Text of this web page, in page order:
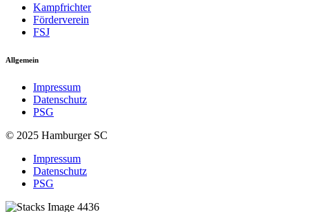
Kampfrichter
Förderverein
FSJ
Allgemein
Impressum
Datenschutz
PSG
© 2025 Hamburger SC
Impressum
Datenschutz
PSG